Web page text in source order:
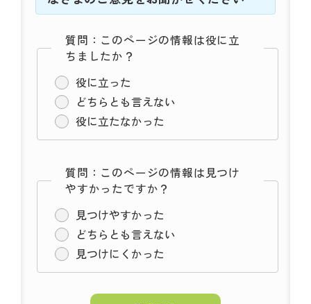
質問：このページの情報は役に立
ちましたか？
役に立った
どちらとも言えない
役に立たなかった
質問：このページの情報は見つけ
やすかったですか？
見つけやすかった
どちらとも言えない
見つけにくかった